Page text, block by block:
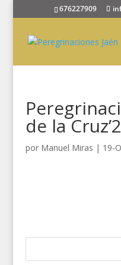
676227909
de la
por Manuel Miras | 19-